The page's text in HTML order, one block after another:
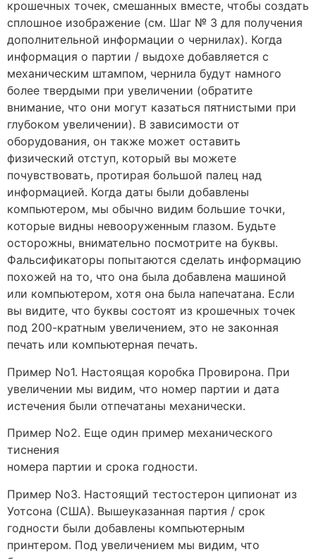
крошечных точек, смешанных вместе, чтобы создать
сплошное изображение (см. Шаг № 3 для получения
дополнительной информации о чернилах). Когда
информация о партии / выдохе добавляется с
механическим штампом, чернила будут намного
более твердыми при увеличении (обратите
внимание, что они могут казаться пятнистыми при
глубоком увеличении). В зависимости от
оборудования, он также может оставить
физический отступ, который вы можете
почувствовать, протирая большой палец над
информацией. Когда даты были добавлены
компьютером, мы обычно видим большие точки,
которые видны невооруженным глазом. Будьте
осторожны, внимательно посмотрите на буквы.
Фальсификаторы попытаются сделать информацию
похожей на то, что она была добавлена машиной
или компьютером, хотя она была напечатана. Если
вы видите, что буквы состоят из крошечных точек
под 200-кратным увеличением, это не законная
печать или компьютерная печать.
Пример No1. Настоящая коробка Провирона. При
увеличении мы видим, что номер партии и дата
истечения были отпечатаны механически.
Пример No2. Еще один пример механического
тиснения
номера партии и срока годности.
Пример No3. Настоящий тестостерон ципионат из
Уотсона (США). Вышеуказанная партия / срок
годности были добавлены компьютерным
принтером. Под увеличением мы видим, что